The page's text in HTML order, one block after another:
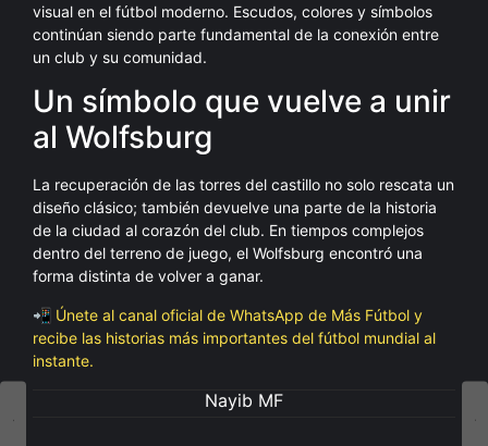
visual en el fútbol moderno. Escudos, colores y símbolos
continúan siendo parte fundamental de la conexión entre
un club y su comunidad.
Un símbolo que vuelve a unir
al Wolfsburg
La recuperación de las torres del castillo no solo rescata un
diseño clásico; también devuelve una parte de la historia
de la ciudad al corazón del club. En tiempos complejos
dentro del terreno de juego, el Wolfsburg encontró una
forma distinta de volver a ganar.
📲 Únete al canal oficial de WhatsApp de Más Fútbol y
recibe las historias más importantes del fútbol mundial al
instante.
Nayib MF